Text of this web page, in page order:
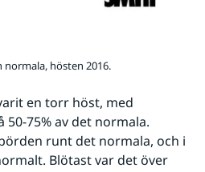
hösten 2016.
en torr höst, med
75% av det normala.
runt det normala, och i
Blötast var det över